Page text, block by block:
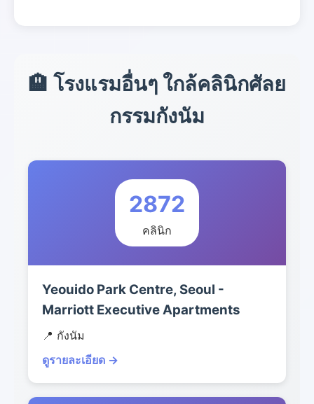
🏨 โรงแรมอื่นๆ ใกล้คลินิกศัลย
กรรมกังนัม
2872
คลินิก
Yeouido Park Centre, Seoul -
Marriott Executive Apartments
📍 กังนัม
ดูรายละเอียด →